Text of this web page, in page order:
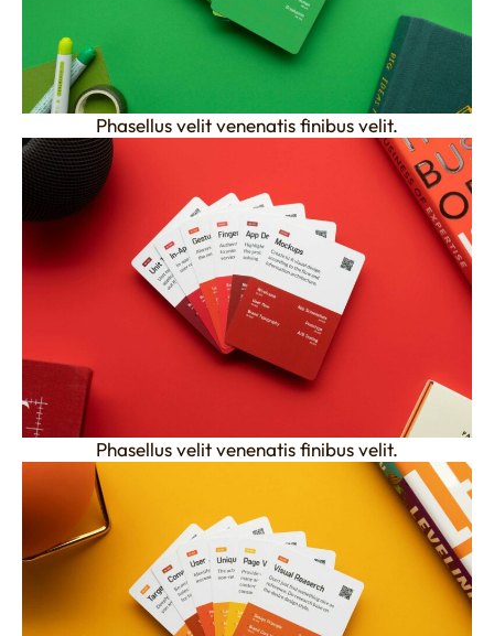
Phasellus velit venenatis finibus velit.
Phasellus velit venenatis finibus velit.